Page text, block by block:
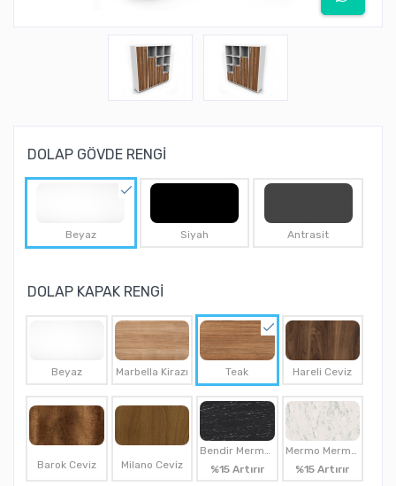
DOLAP GÖVDE RENGİ
Beyaz Siyah Antrasit
DOLAP KAPAK RENGİ
Beyaz Marbella Kirazı Teak Hareli Ceviz
Barok Ceviz Milano Ceviz
Bendir Mermer
%15 Artırır
Mermo Mermer
%15 Artırır